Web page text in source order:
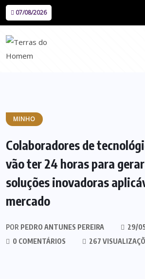
07/08/2026
MINHO
Colaboradores de
vão ter 24 horas para
soluções inovadoras
mercado
POR PEDRO ANTUNES PEREIRA
29/
0 COMENTÁRIOS
267